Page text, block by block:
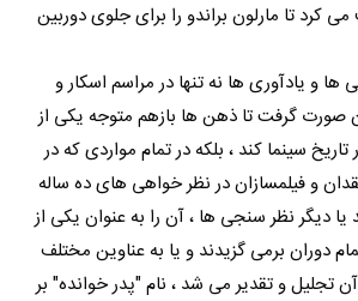
کرد تا مارلون براندو را برای جلوی دوربین
ها و یادآوری ها نه تنها در مراسم اسکار و
صورت گرفت تا ذهن ها بازهم متوجه یکی از
تاریخ سینما کند ، بلکه در تمام مواردی که در
و فیلمسازان در نظر خواهی های ده ساله
دیگر نظر سنجی ها ، آن را به عنوان یکی از
دوران برمی گزیدند و یا به عناوین مختلف
تجلیل و تقدیر می شد ، نام "پدر خوانده" بر